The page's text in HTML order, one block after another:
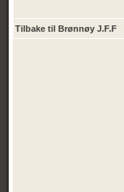
Tilbake til Brønnøy J.F.F